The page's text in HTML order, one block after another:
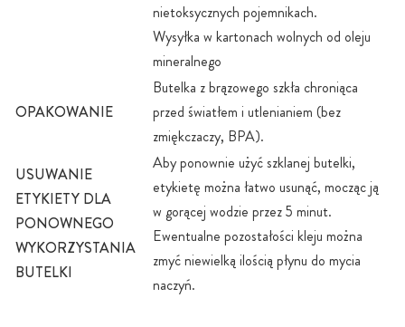
nietoksycznych pojemnikach.
Wysyłka w kartonach wolnych od oleju
mineralnego
OPAKOWANIE
Butelka z brązowego szkła chroniąca
przed światłem i utlenianiem (bez
zmiękczaczy, BPA).
USUWANIE
ETYKIETY DLA
PONOWNEGO
WYKORZYSTANIA
BUTELKI
Aby ponownie użyć szklanej butelki,
etykietę można łatwo usunąć, mocząc ją
w gorącej wodzie przez 5 minut.
Ewentualne pozostałości kleju można
zmyć niewielką ilością płynu do mycia
naczyń.